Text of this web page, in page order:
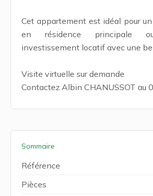
Cet appartement est idéal pour
en résidence principale
investissement locatif avec une
Visite virtuelle sur demande
Contactez Albin CHANUSSOT au
Sommaire
Référence
Pièces